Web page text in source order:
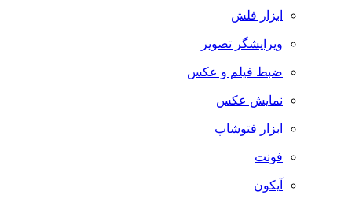
ابزار فلش
ویرایشگر تصویر
ضبط فيلم و عكس
نمایش عکس
ابزار فتوشاپ
فونت
آیکون